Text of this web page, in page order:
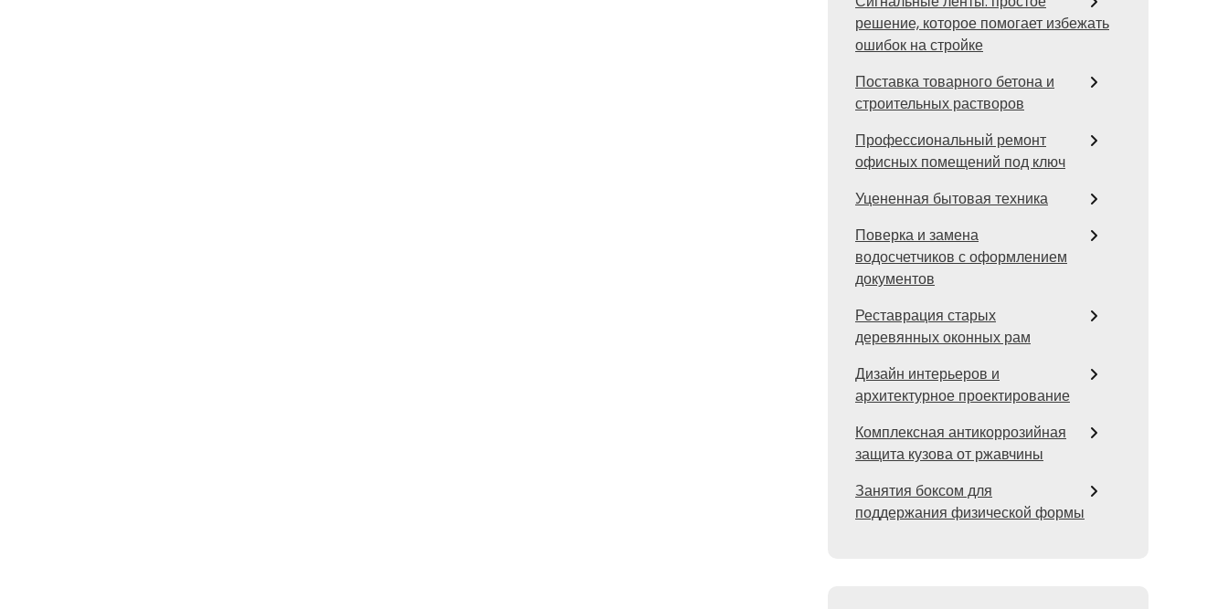
решение, которое помогает избежать
ошибок на стройке
Поставка товарного бетона и
строительных растворов
Профессиональный ремонт
офисных помещений под ключ
Уцененная бытовая техника
Поверка и замена
водосчетчиков с оформлением
документов
Реставрация старых
деревянных оконных рам
Дизайн интерьеров и
архитектурное проектирование
Комплексная антикоррозийная
защита кузова от ржавчины
Занятия боксом для
поддержания физической формы